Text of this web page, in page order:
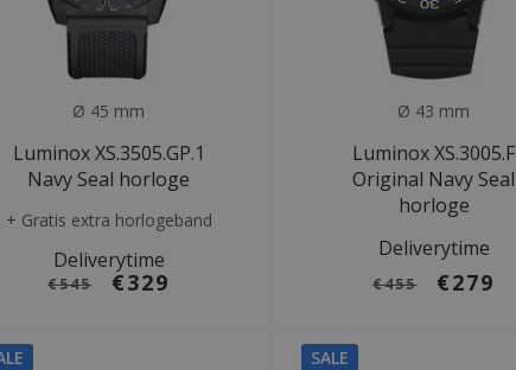
Ø 45 mm
Luminox XS.3505.GP.1
Navy Seal horloge
+ Gratis extra horlogeband
Deliverytime
€545 €329
Ø 43 mm
Luminox XS.3005.F
Original Navy Seal
horloge
Deliverytime
€455 €279
SALE